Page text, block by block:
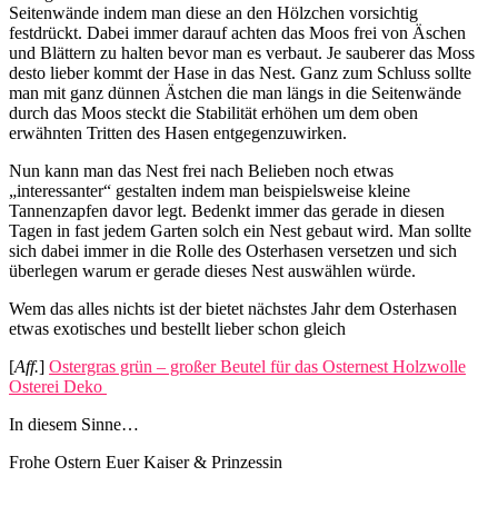
Seitenwände indem man diese an den Hölzchen vorsichtig
festdrückt. Dabei immer darauf achten das Moos frei von Äschen
und Blättern zu halten bevor man es verbaut. Je sauberer das Moss
desto lieber kommt der Hase in das Nest. Ganz zum Schluss sollte
man mit ganz dünnen Ästchen die man längs in die Seitenwände
durch das Moos steckt die Stabilität erhöhen um dem oben
erwähnten Tritten des Hasen entgegenzuwirken.
Nun kann man das Nest frei nach Belieben noch etwas
„interessanter“ gestalten indem man beispielsweise kleine
Tannenzapfen davor legt. Bedenkt immer das gerade in diesen
Tagen in fast jedem Garten solch ein Nest gebaut wird. Man sollte
sich dabei immer in die Rolle des Osterhasen versetzen und sich
überlegen warum er gerade dieses Nest auswählen würde.
Wem das alles nichts ist der bietet nächstes Jahr dem Osterhasen
etwas exotisches und bestellt lieber schon gleich
[Aff.] Ostergras grün – großer Beutel für das Osternest Holzwolle
Osterei Deko
In diesem Sinne…
Frohe Ostern Euer Kaiser & Prinzessin